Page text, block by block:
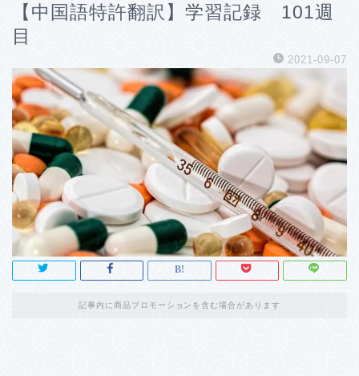
【中国語特許翻訳】学習記録 101週
目
2021-09-07
記事内に商品プロモーションを含む場合があります